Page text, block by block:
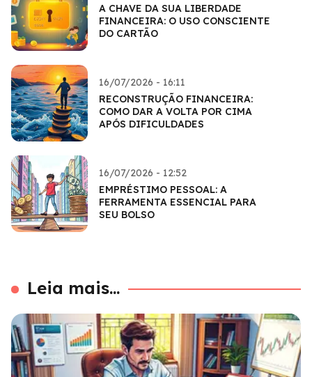
A CHAVE DA SUA LIBERDADE
FINANCEIRA: O USO CONSCIENTE
DO CARTÃO
16/07/2026 - 16:11
RECONSTRUÇÃO FINANCEIRA:
COMO DAR A VOLTA POR CIMA
APÓS DIFICULDADES
16/07/2026 - 12:52
EMPRÉSTIMO PESSOAL: A
FERRAMENTA ESSENCIAL PARA
SEU BOLSO
Leia mais...